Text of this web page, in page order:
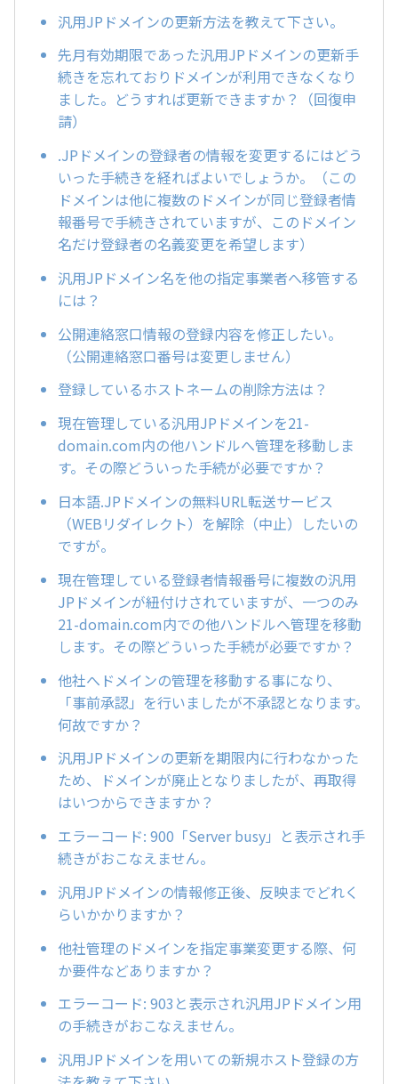
汎用JPドメインの更新方法を教えて下さい。
先月有効期限であった汎用JPドメインの更新手
続きを忘れておりドメインが利用できなくなり
ました。どうすれば更新できますか？（回復申
請）
.JPドメインの登録者の情報を変更するにはどう
いった手続きを経ればよいでしょうか。（この
ドメインは他に複数のドメインが同じ登録者情
報番号で手続きされていますが、このドメイン
名だけ登録者の名義変更を希望します）
汎用JPドメイン名を他の指定事業者へ移管する
には？
公開連絡窓口情報の登録内容を修正したい。
（公開連絡窓口番号は変更しません）
登録しているホストネームの削除方法は？
現在管理している汎用JPドメインを21-
domain.com内の他ハンドルへ管理を移動しま
す。その際どういった手続が必要ですか？
日本語.JPドメインの無料URL転送サービス
（WEBリダイレクト）を解除（中止）したいの
ですが。
現在管理している登録者情報番号に複数の汎用
JPドメインが紐付けされていますが、一つのみ
21-domain.com内での他ハンドルへ管理を移動
します。その際どういった手続が必要ですか？
他社へドメインの管理を移動する事になり、
「事前承認」を行いましたが不承認となります。
何故ですか？
汎用JPドメインの更新を期限内に行わなかった
ため、ドメインが廃止となりましたが、再取得
はいつからできますか？
エラーコード: 900「Server busy」と表示され手
続きがおこなえません。
汎用JPドメインの情報修正後、反映までどれく
らいかかりますか？
他社管理のドメインを指定事業変更する際、何
か要件などありますか？
エラーコード: 903と表示され汎用JPドメイン用
の手続きがおこなえません。
汎用JPドメインを用いての新規ホスト登録の方